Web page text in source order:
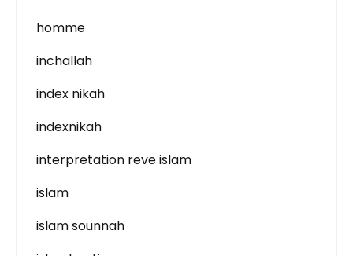
homme
inchallah
index nikah
indexnikah
interpretation reve islam
islam
islam sounnah